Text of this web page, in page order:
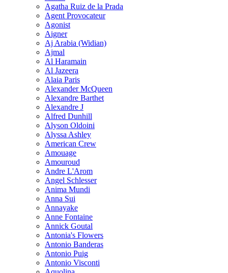
Agatha Ruiz de la Prada
Agent Provocateur
Agonist
Aigner
Aj Arabia (Widian)
Ajmal
Al Haramain
Al Jazeera
Alaia Paris
Alexander McQueen
Alexandre Barthet
Alexandre J
Alfred Dunhill
Alyson Oldoini
Alyssa Ashley
American Crew
Amouage
Amouroud
Andre L'Arom
Angel Schlesser
Anima Mundi
Anna Sui
Annayake
Anne Fontaine
Annick Goutal
Antonia's Flowers
Antonio Banderas
Antonio Puig
Antonio Visconti